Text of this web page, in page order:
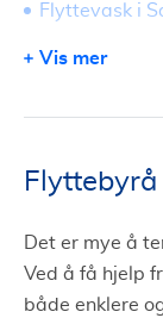
Det er mye å
Ved å få hjelp
både enklere
Flyttevask i
Bortkjøring
Vis mer